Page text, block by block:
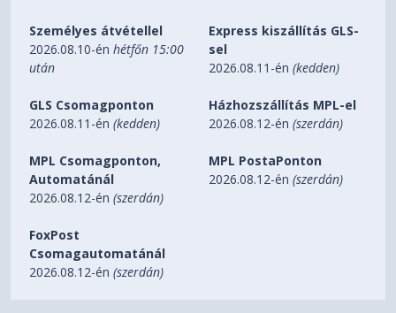
Gomb
Reset Button, Power On/Off
Button, WPS/Wi-Fi On/Off
Hálózati tápegység
12V/1A
9.1 × 5.7 × 1.4 in (230 × 144 ×
Antenna
4 Fixed External Antennas and
Wi-Fi sztenderd
Személyes átvétellel
2026.08.10-énhétfőn 15:00
után
Express kiszállítás GLS-
sel
2026.08.11-én(kedden)
GLS Csomagponton
2026.08.11-én(kedden)
Házhozszállítás MPL-el
2026.08.12-én(szerdán)
MPL Csomagponton,
Automatánál
2026.08.12-én(szerdán)
MPL PostaPonton
2026.08.12-én(szerdán)
FoxPost
Csomagautomatánál
2026.08.12-én(szerdán)